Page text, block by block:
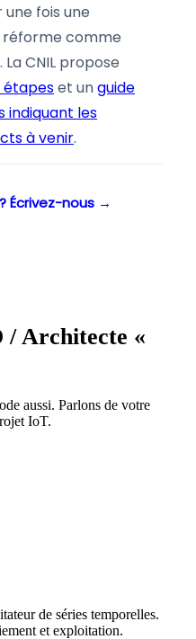
fois une
comme
CNIL propose
étapeset unguide
indiquant les
à venir.
Écrivez-nous →
/ Architecte «
aussi. Parlons de votre
IoT.
de séries temporelles.
et exploitation.